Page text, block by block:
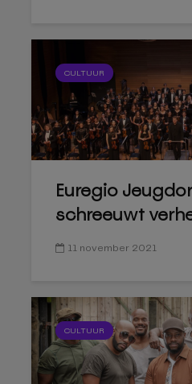
CULTUUR
Euregio
schreeuwt
11 november 2021
CULTUUR